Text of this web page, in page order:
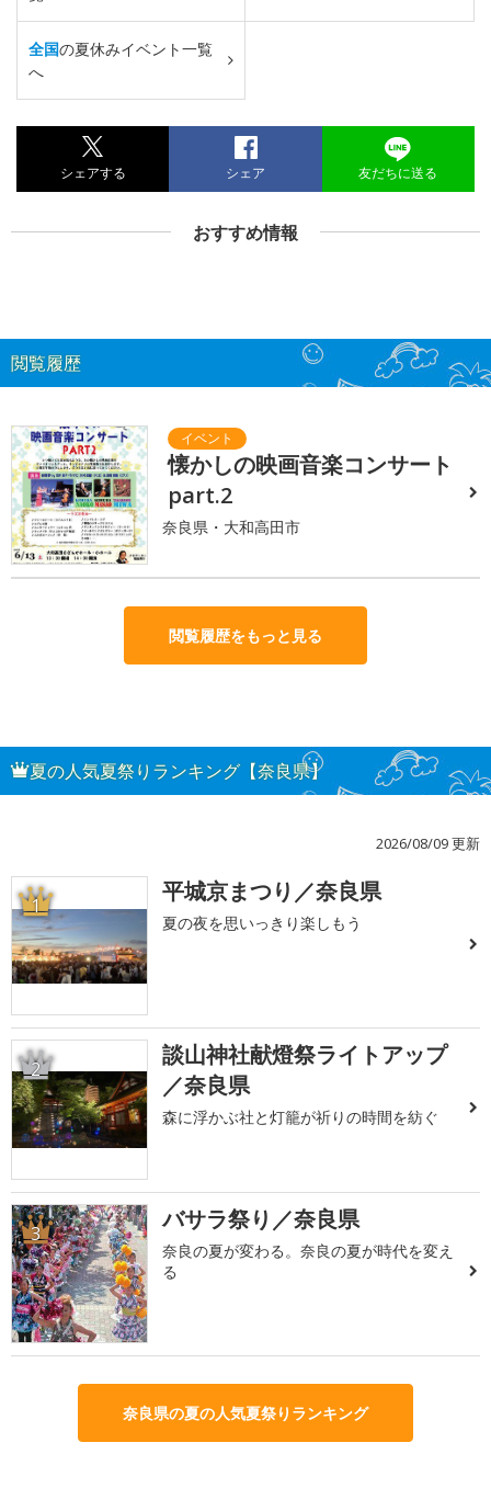
全国の夏休みイベント一覧
へ
シェアする シェア 友だちに送る
おすすめ情報
閲覧履歴
懐かしの映画音楽コンサート
part.2
奈良県・大和高田市
閲覧履歴をもっと見る
夏の人気夏祭りランキング【奈良県】
2026/08/09 更新
1 平城京まつり／奈良県
夏の夜を思いっきり楽しもう
2
談山神社献燈祭ライトアップ
／奈良県
森に浮かぶ社と灯籠が祈りの時間を紡ぐ
3 バサラ祭り／奈良県
奈良の夏が変わる。奈良の夏が時代を変え
る
奈良県の夏の人気夏祭りランキング